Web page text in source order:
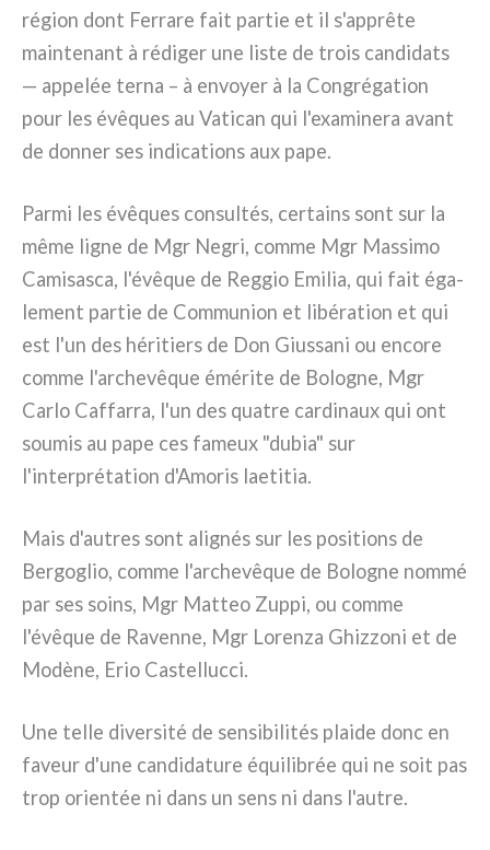
région dont Ferrare fait par­tie et il s'apprête
main­te­nant à rédi­ger une liste de trois can­di­da­ts
— appe­lée ter­na – à envoyer à la Congrégation
pour les évê­ques au Vatican qui l'examinera avant
de don­ner ses indi­ca­tions aux pape.
Parmi les évê­ques con­sul­tés, cer­tains sont sur la
même ligne de Mgr Negri, com­me Mgr Massimo
Camisasca, l'évêque de Reggio Emilia, qui fait éga­
le­ment par­tie de Communion et libé­ra­tion et qui
est l'un des héri­tiers de Don Giussani ou enco­re
com­me l'archevêque émé­ri­te de Bologne, Mgr
Carlo Caffarra, l'un des qua­tre car­di­naux qui ont
sou­mis au pape ces fameux "dubia" sur
l'interprétation d'Amoris lae­ti­tia.
Mais d'autres sont ali­gnés sur les posi­tions de
Bergoglio, com­me l'archevêque de Bologne nom­mé
par ses soins, Mgr Matteo Zuppi, ou com­me
l'évêque de Ravenne, Mgr Lorenza Ghizzoni et de
Modène, Erio Castellucci.
Une tel­le diver­si­té de sen­si­bi­li­tés plai­de donc en
faveur d'une can­di­da­tu­re équi­li­brée qui ne soit pas
trop orien­tée ni dans un sens ni dans l'autre.